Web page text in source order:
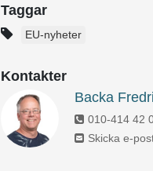
Taggar
EU-nyheter
Kontakter
Backa
010-414 42
Skicka e-